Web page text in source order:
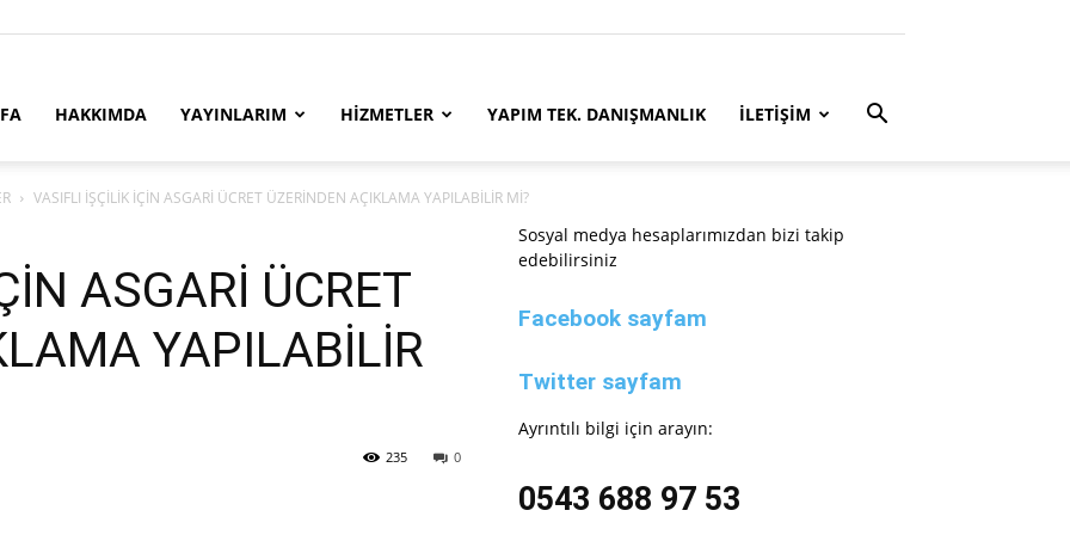
HAKKIMDA YAYINLARIM HİZMETLER YAPIM TEK. DANIŞMANLIK İLETİŞİM
VASIFLI İŞÇİLİK İÇİN ASGARİ ÜCRET ÜZERİNDEN AÇIKLAMA YAPILABİLİR Mİ?
ASGARİ ÜCRET
YAPILABİLİR
0
235
Sosyal medya hesaplarımızdan bizi takip
edebilirsiniz
Facebook sayfam
Twitter sayfam
Ayrıntılı bilgi için arayın:
0543 688 97 53